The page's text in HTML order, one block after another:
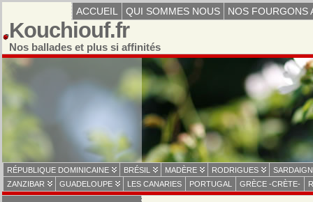
ACCUEIL QUI SOMMES NOUS NOS FOURGONS
Kouchiouf.fr
Nos ballades et plus si affinités
RÉPUBLIQUE DOMINICAINE BRÉSIL MADÈRE RODRIGUES
ZANZIBAR
GUADELOUPE LES CANARIES PORTUGAL GRÈCE -CRÈTE-